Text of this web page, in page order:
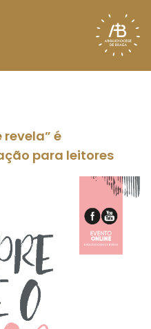
revela” é
para leitores